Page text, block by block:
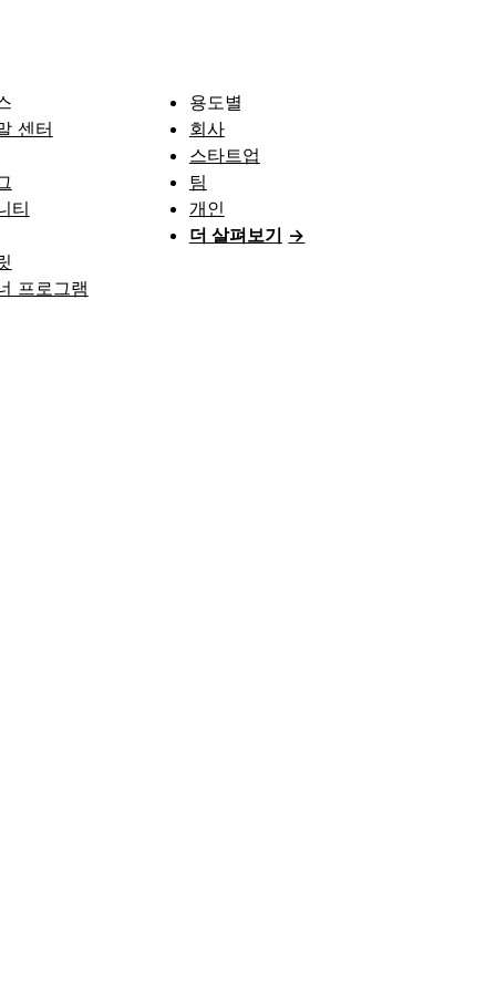
센터
티
프로그램
용도별
회사
스타트업
팀
개인
더 살펴보기 →